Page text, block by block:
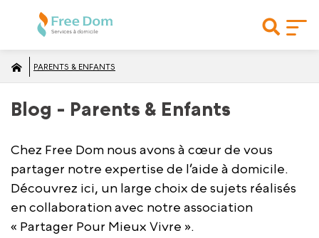
PARENTS & ENFANTS
Blog - Parents & Enfants
Chez Free Dom nous avons à cœur de vous
partager notre expertise de l’aide à domicile.
Découvrez ici, un large choix de sujets réalisés
en collaboration avec notre association
« Partager Pour Mieux Vivre ».